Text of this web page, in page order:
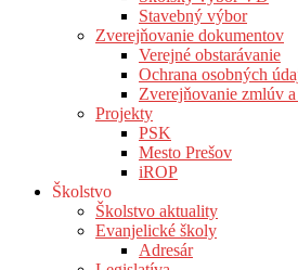
Stavebný výbor
Zverejňovanie dokumentov
Verejné obstarávanie
Ochrana osobných
Zverejňovanie zmlúv
Projekty
PSK
Mesto Prešov
iROP
Školstvo
Školstvo aktuality
Evanjelické školy
Adresár